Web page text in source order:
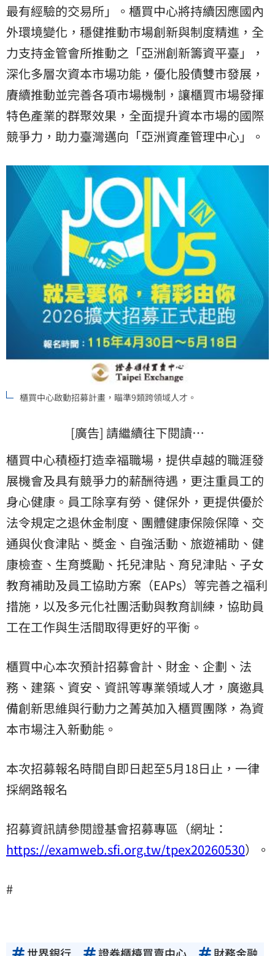
最有經驗的交易所」。櫃買中心將持續因應國內
外環境變化，穩健推動市場創新與制度精進，全
力支持金管會所推動之「亞洲創新籌資平臺」，
深化多層次資本市場功能，優化股債雙市發展，
賡續推動並完善各項市場機制，讓櫃買市場發揮
特色產業的群聚效果，全面提升資本市場的國際
競爭力，助力臺灣邁向「亞洲資產管理中心」。
櫃買中心啟動招募計畫，瞄準9類跨領域人才。
[廣告] 請繼續往下閱讀…
櫃買中心積極打造幸福職場，提供卓越的職涯發
展機會及具有競爭力的薪酬待遇，更注重員工的
身心健康。員工除享有勞、健保外，更提供優於
法令規定之退休金制度、團體健康保險保障、交
通與伙食津貼、奬金、自強活動、旅遊補助、健
康檢查、生育獎勵、托兒津貼、育兒津貼、子女
教育補助及員工協助方案（EAPs）等完善之福利
措施，以及多元化社團活動與教育訓練，協助員
工在工作與生活間取得更好的平衡。
櫃買中心本次預計招募會計、財金、企劃、法
務、建築、資安、資訊等專業領域人才，廣邀具
備創新思維與行動力之菁英加入櫃買團隊，為資
本市場注入新動能。
本次招募報名時間自即日起至5月18日止，一律
採網路報名
招募資訊請參閱證基會招募專區（網址：
https://examweb.sfi.org.tw/tpex20260530）。
#